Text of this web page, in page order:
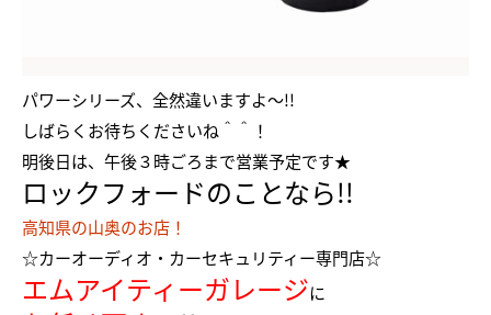
パワーシリーズ、全然違いますよ～!!
しばらくお待ちくださいね＾＾！
明後日は、午後３時ごろまで営業予定です★
ロックフォードのことなら!!
高知県の山奥のお店！
☆カーオーディオ・カーセキュリティー専門店☆
エムアイティーガレージに